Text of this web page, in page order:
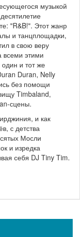
музыкой
"R&B!". Этот жанр
и танцплощадки,
в свою веру
всеми этими
и тот же
Duran, Nelly
без помощи
Timbaland,
сцены.
и как
с детства
Мосли
и изредка
себя DJ Tiny Tim.